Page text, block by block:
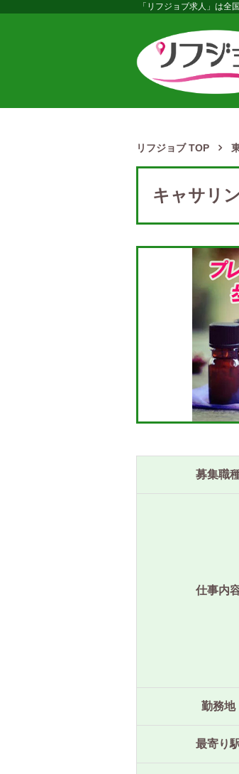
「リフジョブ求人」は全
リフジョブ TOP
キャサリ
募集職
仕事内
勤務地
最寄り